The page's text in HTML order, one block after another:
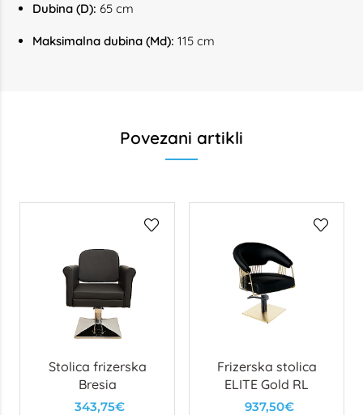
Dubina (D): 65 cm
Maksimalna dubina (Md): 115 cm
Povezani artikli
Stolica frizerska
Bresia
343,75€
Frizerska stolica
ELITE Gold RL
937,50€